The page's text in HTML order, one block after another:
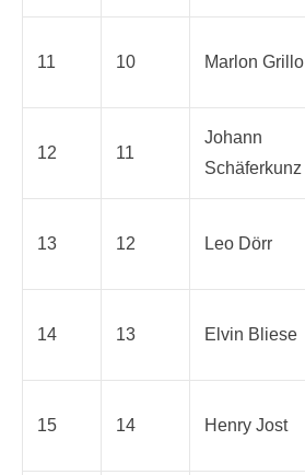
11 10 Marlon Grillo
12 11
Johann
Schäferkunz
13 12 Leo Dörr
14 13 Elvin Bliese
15 14 Henry Jost